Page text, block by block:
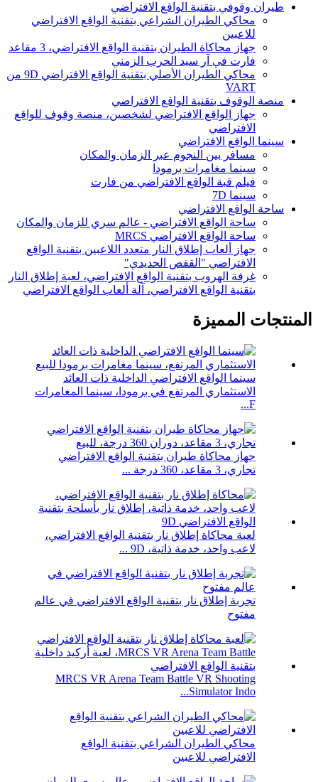
طيران وقوفي بتقنية الواقع الافتراضي
محاكي الطيران الشراعي بتقنية الواقع الافتراضي
للاعبين
جهاز محاكاة الطيران بتقنية الواقع الافتراضي، 3 مقاعد
فارت في آر سيد الحرب الزمني
محاكي الطيران الأصلي بتقنية الواقع الافتراضي 9D من
VART
منصة الوقوف بتقنية الواقع الافتراضي
جهاز الواقع الافتراضي لشخصين، منصة وقوف للواقع
الافتراضي
سينما الواقع الافتراضي
مسافر بين النجوم عبر الزمان والمكان
سينما مغامرات برمودا
فيلم قبة الواقع الافتراضي من فارت
سينما 7D
ساحة الواقع الافتراضي
ساحة الواقع الافتراضي - عالم سري للزمان والمكان
ساحة الواقع الافتراضي MRCS
جهاز ألعاب إطلاق النار متعدد اللاعبين بتقنية الواقع
الافتراضي "القفص الحديدي"
غرفة الهروب بتقنية الواقع الافتراضي، لعبة إطلاق النار
بتقنية الواقع الافتراضي، آلة ألعاب الواقع الافتراضي
المنتجات المميزة
سينما الواقع الافتراضي الداخلية ذات العائد
الاستثماري المرتفع في برمودا، سينما المغامرات
F...
جهاز محاكاة طيران بتقنية الواقع الافتراضي
تجاري، 3 مقاعد، 360 درجة ...
لعبة محاكاة إطلاق نار بتقنية الواقع الافتراضي،
لاعب واحد، خدمة ذاتية، 9D ...
تجربة إطلاق نار بتقنية الواقع الافتراضي في عالم
مفتوح
MRCS VR Arena Team Battle VR Shooting
Simulator Indo...
محاكي الطيران الشراعي بتقنية الواقع
الافتراضي للاعبين